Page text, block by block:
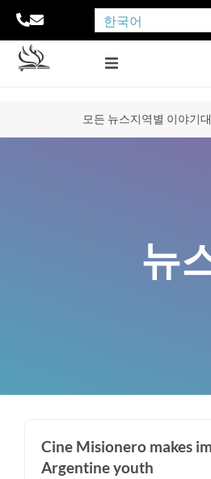
한국어
모든 뉴스지역별 이야기
뉴
Cine Misionero makes
Argentine youth